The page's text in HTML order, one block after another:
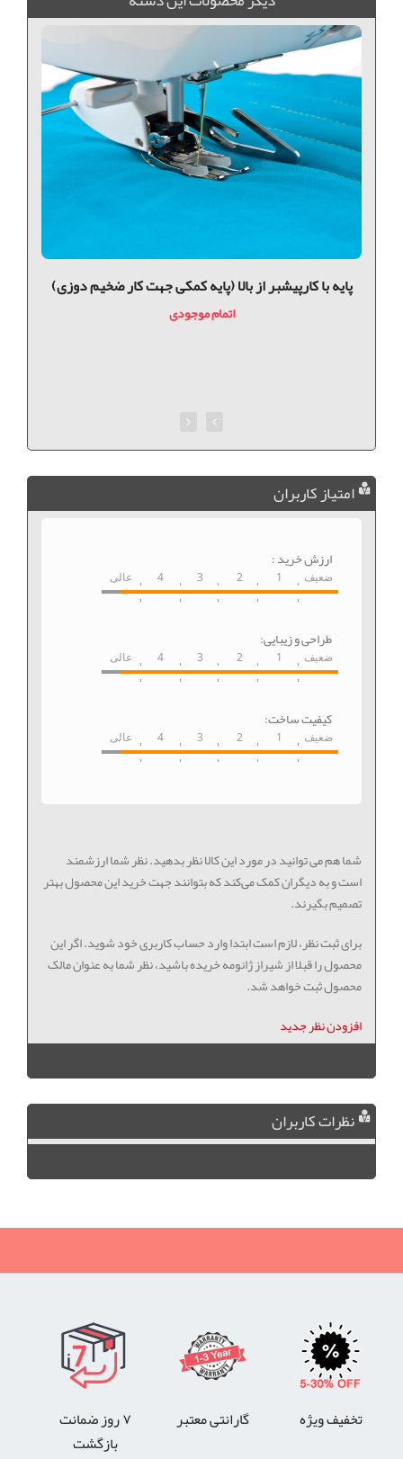
پايه با كارپيشبر از بالا (پایه کمکی جهت کار ضخیم دوزی)
اتمام موجودی
امتیاز کاربران
ارزش خرید :
ضعیف 1
2
3
4 عالی
طراحی و زیبایی:
ضعیف 1
2
3
4 عالی
کیفیت ساخت:
ضعیف 1
2
3
4 عالی
شما هم می توانید در مورد این کالا نظر بدهید. نظر شما ارزشمند
است و به دیگران کمک می‌کند که بتوانند جهت خرید این محصول بهتر
تصمیم بگیرند.
برای ثبت نظر، لازم است ابتدا وارد حساب کاربری خود شوید. اگر این
محصول را قبلا از شیراز ژانومه خریده باشید، نظر شما به عنوان مالک
محصول ثبت خواهد شد.
افزودن نظر جدید
نظرات کاربران
تخفیف ویژه گارانتی معتبر
۷ روز ضمانت
بازگشت